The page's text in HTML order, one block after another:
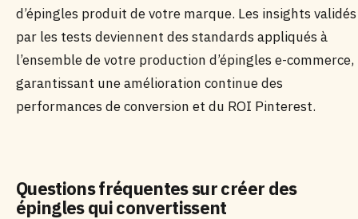
d’épingles produit de votre marque. Les insights validés
par les tests deviennent des standards appliqués à
l’ensemble de votre production d’épingles e-commerce,
garantissant une amélioration continue des
performances de conversion et du ROI Pinterest.
Questions fréquentes sur créer des
épingles qui convertissent